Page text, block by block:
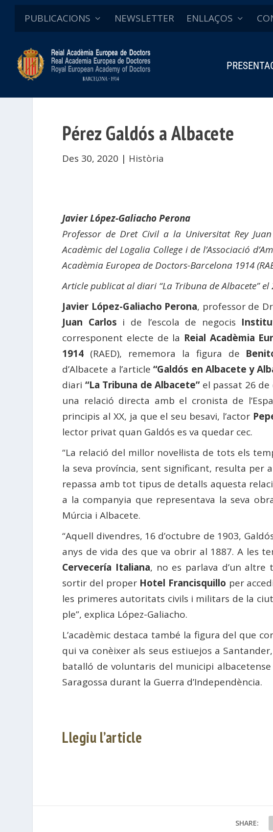
PUBLICACIONS NEWSLETTER ENLLAÇOS
Pérez Galdós a Albacete
Des 30, 2020 | Història
Javier López-Galiacho Perona
Professor de Dret Civil a la Universitat Rey
Acadèmic del Logalia College i de l’Associació
Acadèmia Europea de Doctors-Barcelona 1914
Article publicat al diari “La Tribuna de Albacete” el
Javier López-Galiacho Perona, professor de
Juan Carlos i de l’escola de negocis
corresponent electe de la Reial Acadèmia
1914 (RAED), rememora la figura de
d’Albacete a l’article“Galdós en Albacete y
diari “La Tribuna de Albacete”el passat 26 de
una relació directa amb el cronista de
principis al XX, ja que el seu besavi, l’actor
lector privat quan Galdós es va quedar cec.
“La relació del millor novel·lista de tots els
la seva província, sent significant, resulta per
repassa amb tot tipus de detalls aquesta
a la companyia que representava la seva
Múrcia i Albacete.
“Aquell divendres, 16 d’octubre de 1903,
anys de vida des que va obrir al 1887. A les
Cervecería Italiana, no es parlava d’un altre
sortir del proper Hotel Francisquillo per
les primeres autoritats civils i militars de la
ple”, explica López-Galiacho.
L’acadèmic destaca també la figura del que
qui va conèixer als seus estiuejos a
batalló de voluntaris del municipi
Saragossa durant la Guerra d’Independència.
Llegiu l’article
SHARE: